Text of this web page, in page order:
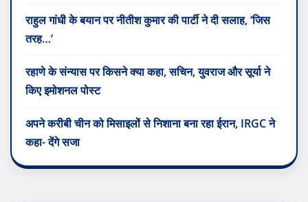
राहुल गांधी के बयान पर नीतीश कुमार की पार्टी ने दी सलाह, ‘जिस
तरह…’
रहाणे के संन्यास पर किसने क्या कहा, सचिन, युवराज और सूर्या ने
किए इमोशनल पोस्ट
अपने करीबी चीन को मिसाइलों से निशाना बना रहा ईरान, IRGC ने
कहा- देंगे सजा